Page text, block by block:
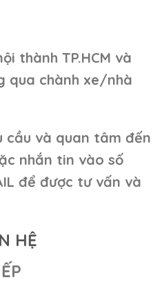
thành TP.HCM và
qua chành xe/nhà
cầu và quan tâm đến
nhắn tin vào số
để được tư vấn và
HỆ